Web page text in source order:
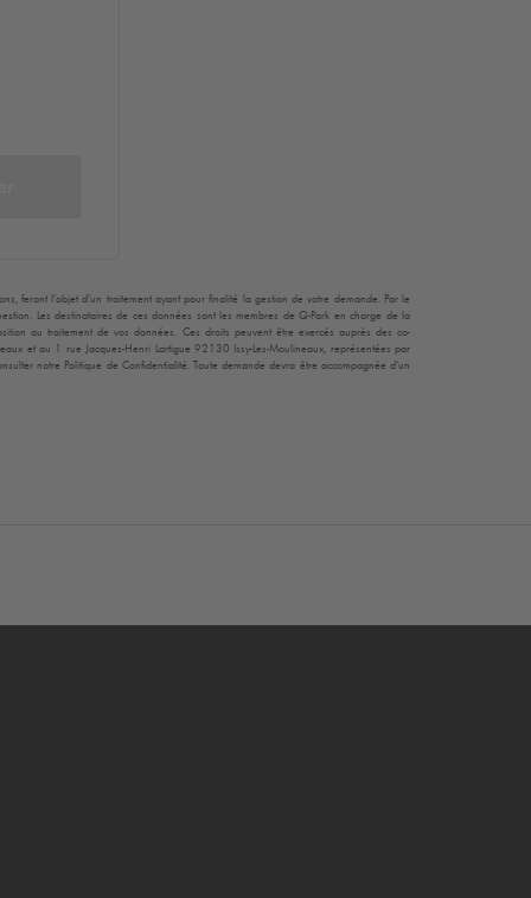
feront l’objet d’un traitement ayant pour finalité la gestion de votre demande. Par le
Les destinataires de ces données sont les membres deQ-Park en charge de la
au traitement de vos données. Ces droits peuvent être exercés auprès des co-
et au 1 rue Jacques-Henri Lartigue 92130 Issy-Les-Moulineaux, représentées par
notre Politique de Confidentialité. Toute demande devra être accompagnée d’un